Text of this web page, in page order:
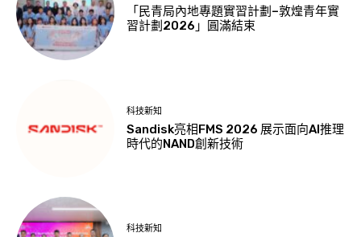
「民青局內地專題實習計劃–敦煌青年實
習計劃2026」圓滿結束
科技新知
Sandisk亮相FMS 2026 展示面向AI推理
時代的NAND創新技術
科技新知